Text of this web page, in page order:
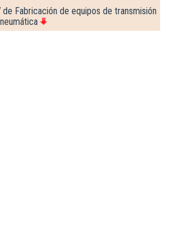
de Fabricación de equipos de transmisión